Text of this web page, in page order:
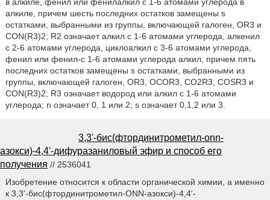
алкиле, причем шесть последних остатков замещены s
остатками, выбранными из группы, включающей галоген, OR3 и
CON(R3)2; R2 означает алкил с 1-6 атомами углерода, алкенил
с 2-6 атомами углерода, циклоалкил с 3-6 атомами углерода,
фенил или фенил-с 1-6 атомами углерода алкил, причем пять
последних остатков замещены s остатками, выбранными из
группы, включающей галоген, OR3, OCOR3, CO2R3, COSR3 и
CОN(R3)2; R3 означает водород или алкил с 1-6 атомами
углерода; n означает 0, 1 или 2; s означает 0,1,2 или 3.
3,3'-бис(фтординитрометил-onn-
азокси)-4,4'-дифуразаниловый эфир и способ его
получения // 2536041
Изобретение относится к области органической химии, а именно
к 3,3'-бис(фтординитрометил-ONN-азокси)-4,4'-